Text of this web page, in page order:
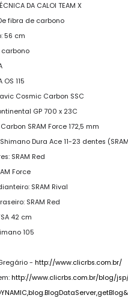
DA CALOI TEAM X
fibra de carbono
56 cm
carbono
OS 115
Cosmic Carbon SSC
GP 700 x 23C
SRAM Force 172,5 mm
Dura Ace 11-23 dentes
SRAM Red
Force
SRAM Rival
SRAM Red
42 cm
105
- http://www.clicrbs.com.br/
http://www.clicrbs.com.br/blog/